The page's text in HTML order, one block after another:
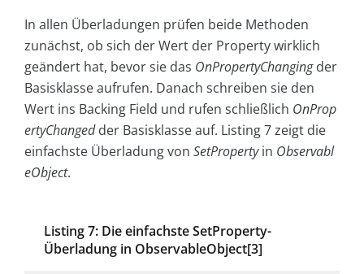
In allen Überladungen prüfen beide Methoden
zunächst, ob sich der Wert der Property wirklich
geändert hat, bevor sie das OnPropertyChangingder
Basisklasse aufrufen. Danach schreiben sie den
Wert ins Backing Field und rufen schließlich OnProp
ertyChangedder Basisklasse auf. Listing 7 zeigt die
einfachste Überladung von SetPropertyin Observabl
eObject.
Listing 7: Die einfachste SetProperty-
Überladung in ObservableObject[3]